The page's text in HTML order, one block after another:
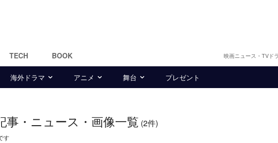
TECH BOOK 映画ニュース・TVド
海外ドラマ アニメ 舞台 プレゼント
事・ニュース・画像一覧 (2件)
す